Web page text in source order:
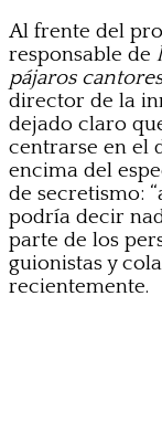
Al frente del
responsable de
pájaros
director de la
dejado claro
centrarse en el
encima del
de secretismo:
podría decir
parte de los
guionistas y
recientemente.